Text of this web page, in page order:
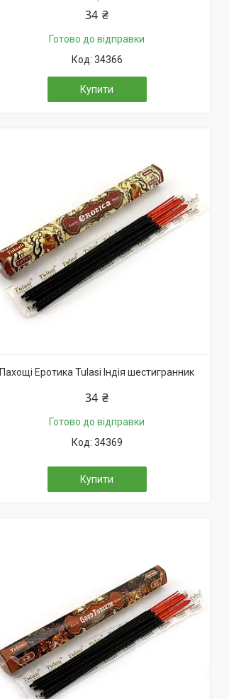
34 ₴
Готово до відправки
34366
Купити
Пахощі Еротика Tulasi Індія шестигранник
34 ₴
Готово до відправки
34369
Купити